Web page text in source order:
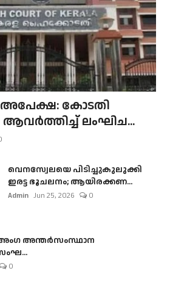
അപേക്ഷ: കോടതി
ലംഘിച...
വെനസ്വേലയെ പിടിച്ചുകുലുക്കി
ഇരട്ട ഭൂചലനം; ആയിരക്കണ...
Admin Jun 25, 2026 0
അംഗ അന്തർസംസ്ഥാന
0